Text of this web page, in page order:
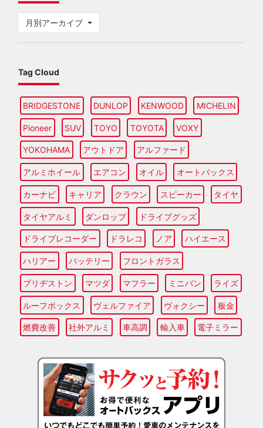
月別アーカイブ
Tag Cloud
BRIDGESTONE DUNLOP KENWOOD MICHELIN
Pioneer SUV TOYO TOYOTA VOXY
YOKOHAMA アウトドア アルファード
アルミホイール エアコン オイル オートバックス
カーナビ キャリア クラウン スピーカー タイヤ
タイヤアルミ ダンロップ ドライブグッズ
ドライブレコーダー ドラレコ ノア ハイエース
ハリアー バッテリー フロントガラス
ブリヂストン マツダ マフラー ミニバン ライズ
ルーフボックス ヴェルファイア ヴォクシー 板金
燃費改善 社外アルミ 車高調 輸入車 電子ミラー